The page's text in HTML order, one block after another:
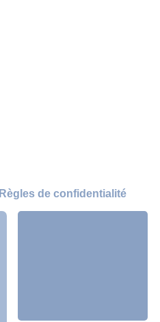
Règles de confidentialité